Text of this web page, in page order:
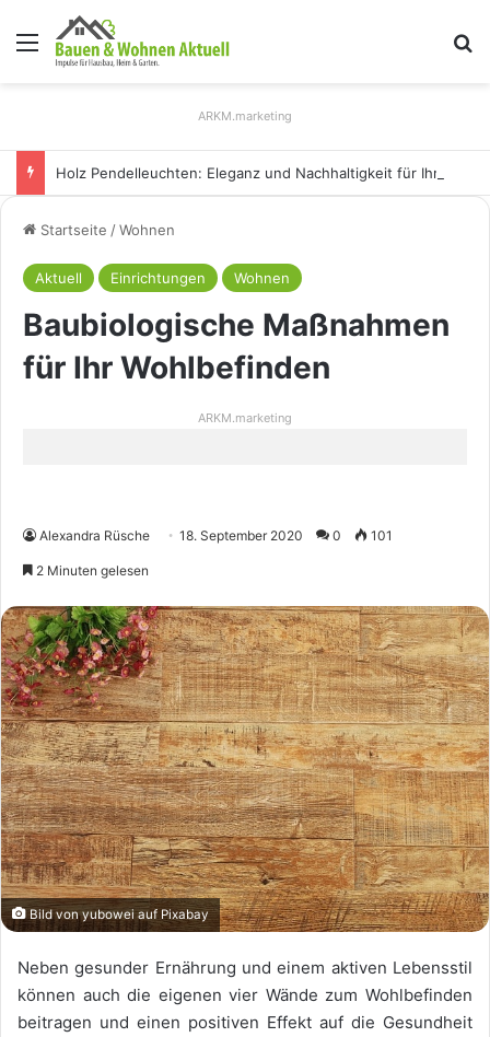
Menü
ARKM.marketing
Startseite /Wohnen
Aktuell Einrichtungen Wohnen
Baubiologische Maßnahmen
für Ihr Wohlbefinden
ARKM.marketing
Alexandra Rüsche 18. September 2020 0 101
2 Minuten gelesen
Bild von yubowei auf Pixabay
Neben gesunder Ernährung und einem aktiven Lebensstil
können auch die eigenen vier Wände zum Wohlbefinden
beitragen und einen positiven Effekt auf die Gesundheit